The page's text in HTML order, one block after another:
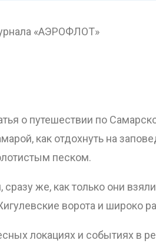
«АЭРОФЛОТ»
о путешествии по
как отдохнуть на
песком.
же, как только они
ворота и широко
локациях и событиях в